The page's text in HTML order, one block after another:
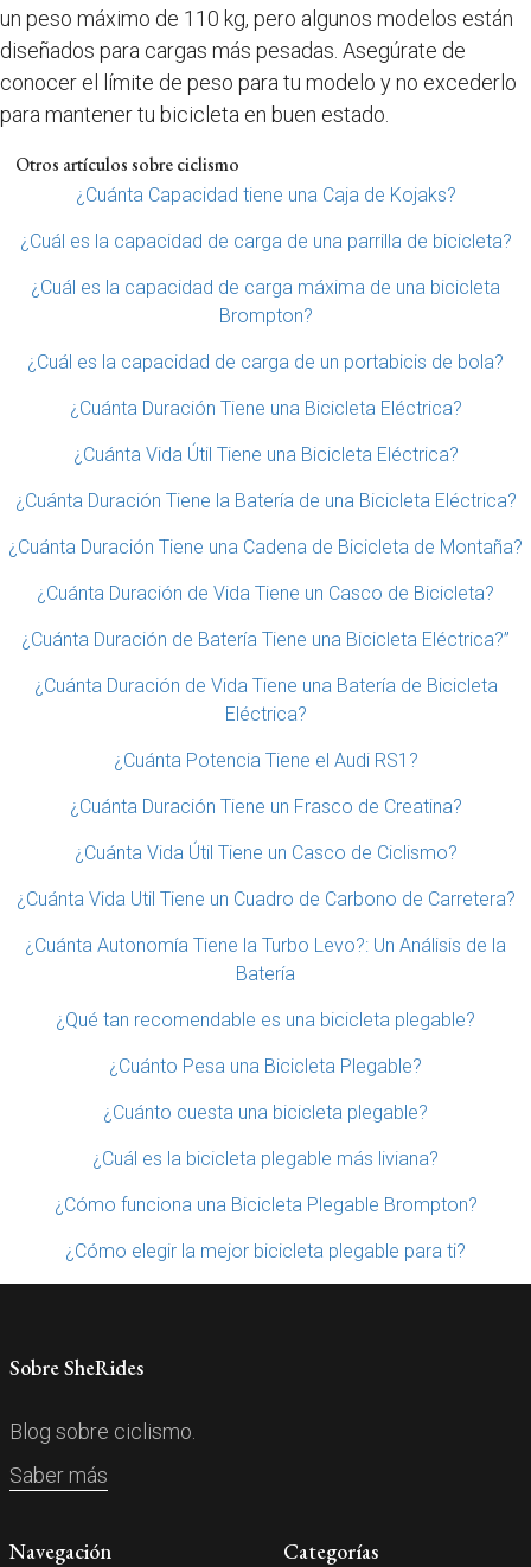
un peso máximo de 110 kg, pero algunos modelos están
diseñados para cargas más pesadas. Asegúrate de
conocer el límite de peso para tu modelo y no excederlo
para mantener tu bicicleta en buen estado.
Otros artículos sobre ciclismo
¿Cuánta Capacidad tiene una Caja de Kojaks?
¿Cuál es la capacidad de carga de una parrilla de bicicleta?
¿Cuál es la capacidad de carga máxima de una bicicleta
Brompton?
¿Cuál es la capacidad de carga de un portabicis de bola?
¿Cuánta Duración Tiene una Bicicleta Eléctrica?
¿Cuánta Vida Útil Tiene una Bicicleta Eléctrica?
¿Cuánta Duración Tiene la Batería de una Bicicleta Eléctrica?
¿Cuánta Duración Tiene una Cadena de Bicicleta de Montaña?
¿Cuánta Duración de Vida Tiene un Casco de Bicicleta?
¿Cuánta Duración de Batería Tiene una Bicicleta Eléctrica?”
¿Cuánta Duración de Vida Tiene una Batería de Bicicleta
Eléctrica?
¿Cuánta Potencia Tiene el Audi RS1?
¿Cuánta Duración Tiene un Frasco de Creatina?
¿Cuánta Vida Útil Tiene un Casco de Ciclismo?
¿Cuánta Vida Util Tiene un Cuadro de Carbono de Carretera?
¿Cuánta Autonomía Tiene la Turbo Levo?: Un Análisis de la
Batería
¿Qué tan recomendable es una bicicleta plegable?
¿Cuánto Pesa una Bicicleta Plegable?
¿Cuánto cuesta una bicicleta plegable?
¿Cuál es la bicicleta plegable más liviana?
¿Cómo funciona una Bicicleta Plegable Brompton?
¿Cómo elegir la mejor bicicleta plegable para ti?
Sobre SheRides
Blog sobre ciclismo.
Saber más
Navegación Categorías